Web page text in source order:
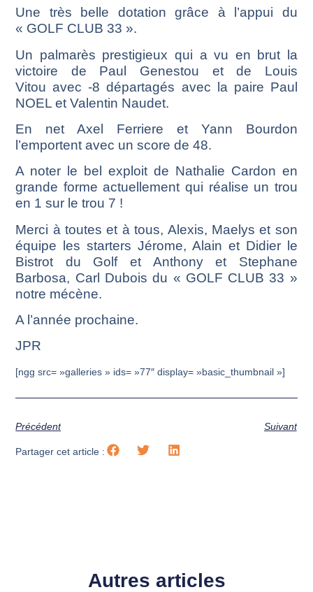
Une très belle dotation grâce à l’appui du
« GOLF CLUB 33 ».
Un palmarès prestigieux qui a vu en brut la
victoire de Paul Genestou et de Louis
Vitou avec -8 départagés avec la paire Paul
NOEL et Valentin Naudet.
En net Axel Ferriere et Yann Bourdon
l’emportent avec un score de 48.
A noter le bel exploit de Nathalie Cardon en
grande forme actuellement qui réalise un trou
en 1 sur le trou 7 !
Merci à toutes et à tous, Alexis, Maelys et son
équipe les starters Jérome, Alain et Didier le
Bistrot du Golf et Anthony et Stephane
Barbosa, Carl Dubois du « GOLF CLUB 33 »
notre mécène.
A l’année prochaine.
JPR
[ngg src= »galleries » ids= »77″ display= »basic_thumbnail »]
Précédent Suivant
Partager cet article :
Autres articles